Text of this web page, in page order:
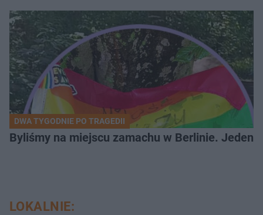
DWA TYGODNIE PO TRAGEDII
Byliśmy na miejscu zamachu w Berlinie. Jeden
LOKALNIE: